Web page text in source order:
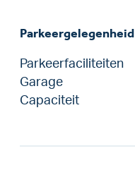
Parkeergelegenheid
Parkeerfaciliteiten
Garage
Capaciteit